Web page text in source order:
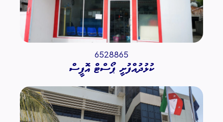
6528865
ކުޅުދުއްފުށީ ޕޯސްޓް އޮފީސް